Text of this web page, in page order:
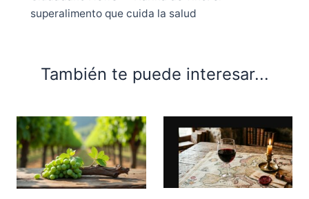
superalimento que cuida la salud
También te puede interesar...